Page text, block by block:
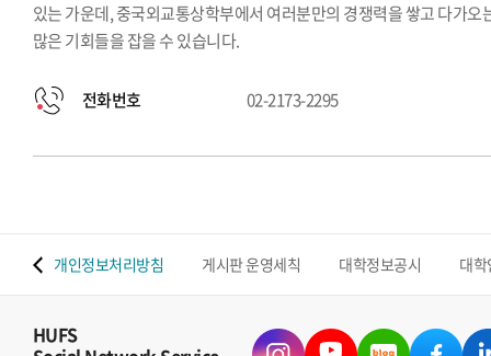
있는 가운데, 중국외교통상학부에서 여러분만의 경쟁력을 쌓고 다가오
많은 기회들을 잡을 수 있습니다.
전화번호 02-2173-2295
개인정보처리방침 게시판 운영세칙 대학정보공시 대
HUFS